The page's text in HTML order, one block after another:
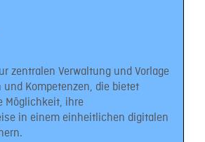
zentralen Verwaltung und Vorlage
Kompetenzen, die bietet
Möglichkeit, ihre
in einem einheitlichen digitalen